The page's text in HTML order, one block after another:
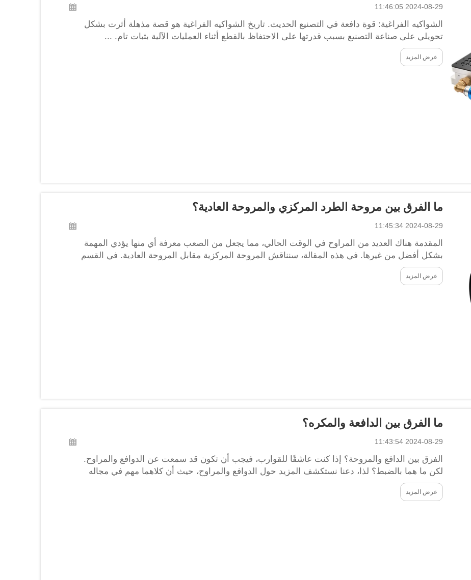
2024-08-29 11:46:05
الشواكيه الفراغية: قوة دافعة في التصنيع الحديث. تاريخ الشواكيه الفراغية هو قصة مذهلة أثرت بشكل
تحويلي على صناعة التصنيع بسبب قدرتها على الاحتفاظ بالقطع أثناء العمليات الآلية بثبات تام. ...
عرض المزيد
ما الفرق بين مروحة الطرد المركزي والمروحة العادية؟
2024-08-29 11:45:34
المقدمة هناك العديد من المراوح في الوقت الحالي، مما يجعل من الصعب معرفة أي منها يؤدي المهمة
بشكل أفضل من غيرها. في هذه المقالة، سنناقش المروحة المركزية مقابل المروحة العادية. في القسم
الأول، سنوضح ما هي المحتويات...
عرض المزيد
ما الفرق بين الدافعة والمكره؟
2024-08-29 11:43:54
الفرق بين الدافع والمروحة؟ إذا كنت عاشقًا للقوارب، فيجب أن تكون قد سمعت عن الدوافع والمراوح.
لكن ما هما بالضبط؟ لذا، دعنا نستكشف المزيد حول الدوافع والمراوح، حيث أن كلاهما مهم في مجاله
الخاص...
عرض المزيد